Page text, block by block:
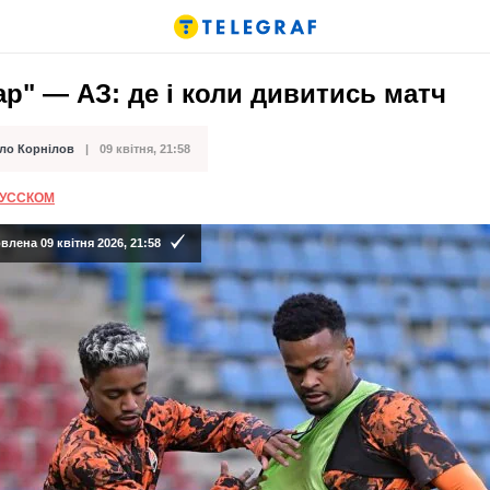
— АЗ: де і коли дивитись матч
Корнілов 09 квітня, 21:58
09 квітня 2026, 21:58